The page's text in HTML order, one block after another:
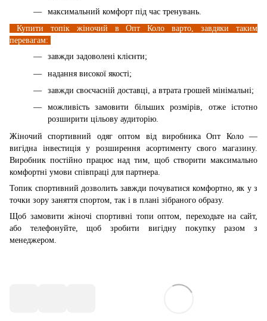
максимальний комфорт під час тренувань.
Купити топік жіночий в Опт Коло варто, завдяки таким
перевагам:
завжди задоволені клієнти;
надання високої якості;
завжди своєчасній доставці, а втрата грошей мінімальні;
можливість замовити більших розмірів, отже істотно
розширити цільову аудиторію.
Жіночий спортивний одяг оптом від виробника Опт Коло —
вигідна інвестиція у розширення асортименту свого магазину.
Виробник постійно працює над тим, щоб створити максимально
комфортні умови співпраці для партнера.
Топик спортивний дозволить завжди почуватися комфортно, як у з
точки зору заняття спортом, так і в плані зібраного образу.
Щоб замовити жіночі спортивні топи оптом, переходьте на сайт,
або телефонуйте, щоб зробити вигідну покупку разом з
менеджером.